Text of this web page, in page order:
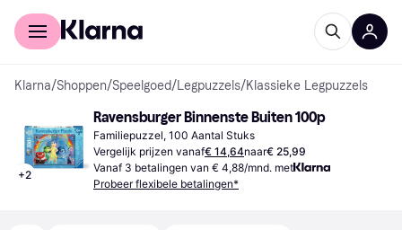
Voor shoppers
Klarna/Shoppen/Speelgoed/Legpuzzels/Klassieke Legpuzzels
+2
Ravensburger Binnenste Buiten 100p
Familiepuzzel, 100 Aantal Stuks
Vergelijk prijzen vanaf€ 14,64naar€ 25,99
Vanaf 3 betalingen van € 4,88/mnd. met
Probeer flexibele betalingen*